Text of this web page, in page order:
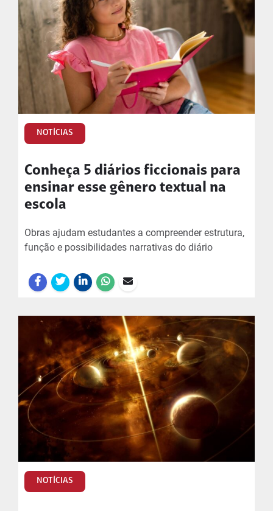
NOTÍCIAS
Conheça 5 diários ficcionais para
ensinar esse gênero textual na
escola
Obras ajudam estudantes a compreender estrutura,
função e possibilidades narrativas do diário
NOTÍCIAS